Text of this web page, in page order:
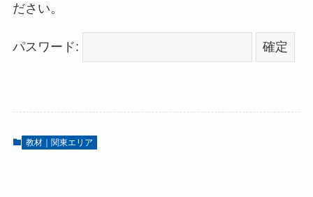
ださい。
パスワード:
教材｜関東エリア